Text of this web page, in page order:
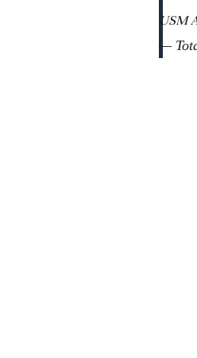
USM
—